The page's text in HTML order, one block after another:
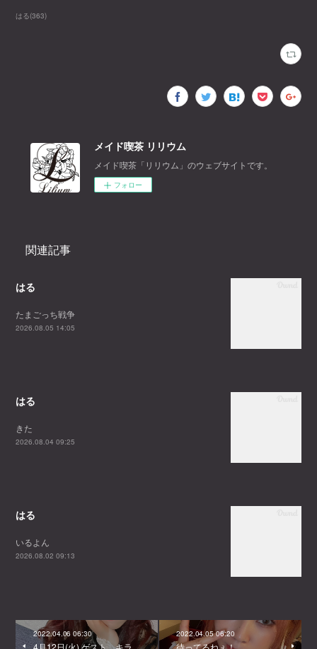
はる(363)
メイド喫茶 リリウム
メイド喫茶「リリウム」のウェブサイトです。
フォロー
関連記事
はる
たまごっち戦争
2026.08.05 14:05
はる
きた
2026.08.04 09:25
はる
いるよん
2026.08.02 09:13
2022.04.06 06:30 2022.04.05 06:20